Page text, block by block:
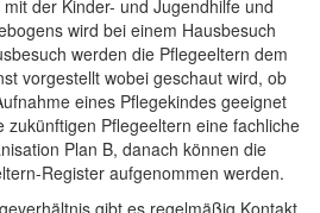
der Kinder- und Jugendhilfe und
wird bei einem Hausbesuch
werden die Pflegeeltern dem
vorgestellt wobei geschaut wird, ob
eines Pflegekindes geeignet
zukünftigen Pflegeeltern eine fachliche
Plan B, danach können die
Register aufgenommen werden.